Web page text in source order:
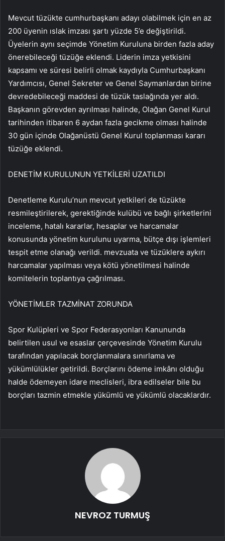
Mevcut tüzükte cumhurbaşkanı adayı olabilmek için en az
200 üyenin ıslak imzası şartı yüzde 5’e değiştirildi.
Üyelerin aynı seçimde Yönetim Kuruluna birden fazla aday
önerebileceği tüzüğe eklendi. Liderin imza yetkisini
kapsamı ve süresi belirli olmak kaydıyla Cumhurbaşkanı
Yardımcısı, Genel Sekreter ve Genel Saymanlardan birine
devredebileceği maddesi de tüzük taslağında yer aldı.
Başkanın görevden ayrılması halinde, Olağan Genel Kurul
tarihinden itibaren 6 aydan fazla gecikme olması halinde
30 gün içinde Olağanüstü Genel Kurul toplanması kararı
tüzüğe eklendi.
DENETİM KURULUNUN YETKİLERİ UZATILDI
Denetleme Kurulu’nun mevcut yetkileri de tüzükte
resmileştirilerek, gerektiğinde kulübü ve bağlı şirketlerini
inceleme, hatalı kararlar, hesaplar ve harcamalar
konusunda yönetim kurulunu uyarma, bütçe dışı işlemleri
tespit etme olanağı verildi. mevzuata ve tüzüklere aykırı
harcamalar yapılması veya kötü yönetilmesi halinde
komitelerin toplantıya çağrılması.
YÖNETİMLER TAZMİNAT ZORUNDA
Spor Kulüpleri ve Spor Federasyonları Kanununda
belirtilen usul ve esaslar çerçevesinde Yönetim Kurulu
tarafından yapılacak borçlanmalara sınırlama ve
yükümlülükler getirildi. Borçlarını ödeme imkânı olduğu
halde ödemeyen idare meclisleri, ibra edilseler bile bu
borçları tazmin etmekle yükümlü ve yükümlü olacaklardır.
NEVROZ TURMUŞ